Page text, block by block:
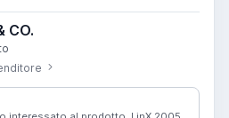
CO.